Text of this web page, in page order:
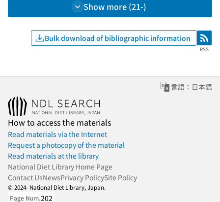
Show more (21-)
Bulk download of bibliographic information RSS
RSS
言語：日本語
How to access the materials
Read materials via the Internet
Request a photocopy of the material
Read materials at the library
National Diet Library Home Page
Contact UsNewsPrivacy PolicySite Policy
© 2024- National Diet Library, Japan.
Page Num.202